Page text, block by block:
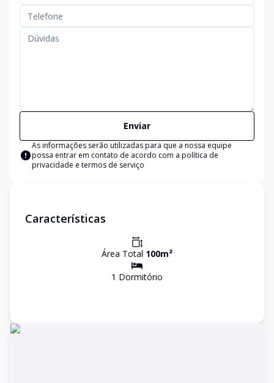
Enviar
As informações serão utilizadas para que a nossa equipe
possa entrar em contato de acordo com a política de
privacidade e termos de serviço
Características
Área Total 100m²
1 Dormitório